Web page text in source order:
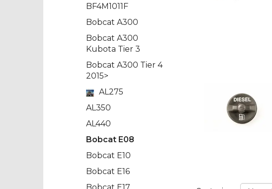
BF4M1011F
Bobcat A300
Bobcat A300
Kubota Tier 3
Bobcat A300 Tier 4
2015>
AL275
AL350
AL440
Bobcat E08
Bobcat E10
Bobcat E16